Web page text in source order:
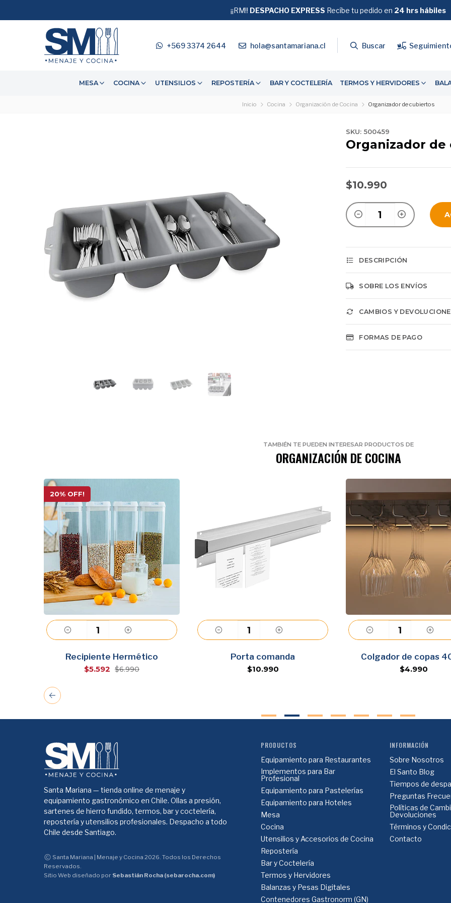
+569 3374 2644 hola@santamariana.cl Buscar
MESA COCINA UTENSILIOS REPOSTERÍA BAR Y COCTELERÍA TERMOS Y HERVIDORES
GRATIS SOBRE $39.990
¡¡RM!! DESPACHO EXPRESS Recíbe tu pedido en 24 hrs hábiles
Inicio Cocina Organización de Cocina Organizador de cubiertos
SKU: 500459
Organizador
$10.990
DESCRIPCIÓN
SOBRE LOS ENVÍOS
CAMBIOS Y
FORMAS DE PAGO
TAMBIÉN TE PUEDEN INTERESAR PRODUCTOS DE
ORGANIZACIÓN DE COCINA
Agregar
20% OFF!
Recipiente Hermético
$5.592 $6.990
Agregar
Porta comanda
$10.990
Agregar
Colgador de copas
$4.990
Santa Mariana — tienda online de menaje y
equipamiento gastronómico en Chile. Ollas a presión,
sartenes de hierro fundido, termos, bar y coctelería,
repostería y utensilios profesionales. Despacho a todo
Chile desde Santiago.
Santa Mariana | Menaje y Cocina 2026. Todos los Derechos
Reservados.
Sitio Web diseñado por Sebastián Rocha (sebarocha.com)
PRODUCTOS
Equipamiento para Restaurantes
Implementos para Bar
Profesional
Equipamiento para Pastelerías
Equipamiento para Hoteles
Mesa
Cocina
Utensilios y Accesorios de Cocina
Repostería
Bar y Coctelería
Termos y Hervidores
Balanzas y Pesas Digitales
Contenedores Gastronorm (GN)
INFORMACIÓN
Sobre Nosotros
El Santo Blog
Tiempos de
Preguntas
Políticas de
Devoluciones
Términos y
Contacto